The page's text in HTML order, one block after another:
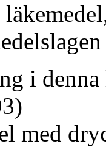
i denna
med